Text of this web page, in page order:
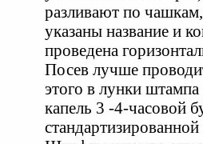
разливают по
указаны название и
проведена
Посев лучше
этого в лунки
капель 3 -4-часовой